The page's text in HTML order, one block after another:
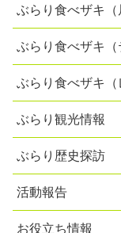
ぶらり食べザキ（
ぶらり食べザキ（
ぶらり食べザキ（
ぶらり観光情報
ぶらり歴史探訪
活動報告
お役立ち情報